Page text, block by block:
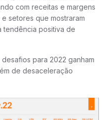
com receitas e margens
setores que mostraram
tendência positiva de
para 2022 ganham
de desaceleração